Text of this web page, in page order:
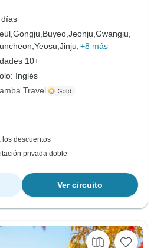
Gongju,Buyeo,Jeonju,Gwangju,
Yeosu,Jinju, +8 más
10+
Inglés
Travel
los descuentos
privada doble
Ver circuito